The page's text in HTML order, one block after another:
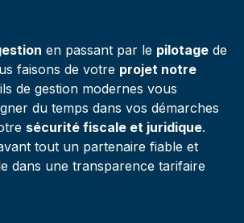
en passant par le pilotage de
faisons de votre projet notre
de gestion modernes vous
du temps dans vos démarches
sécurité fiscale et juridique.
tout un partenaire fiable et
dans une transparence tarifaire